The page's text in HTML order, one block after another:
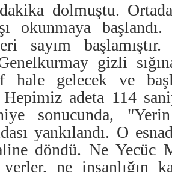
dolmuştu.
okunmaya
sayım
gizli
gelecek ve
Hepimiz adeta 114
sonucunda,
yankılandı. O
döndü. Ne Yecüc
ne insanlığın